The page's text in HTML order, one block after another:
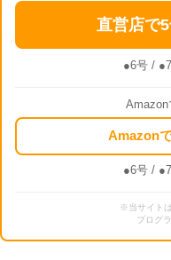
直営店で
●6号/
Amazon
Amazon
●6号/
※当サイト
プログ